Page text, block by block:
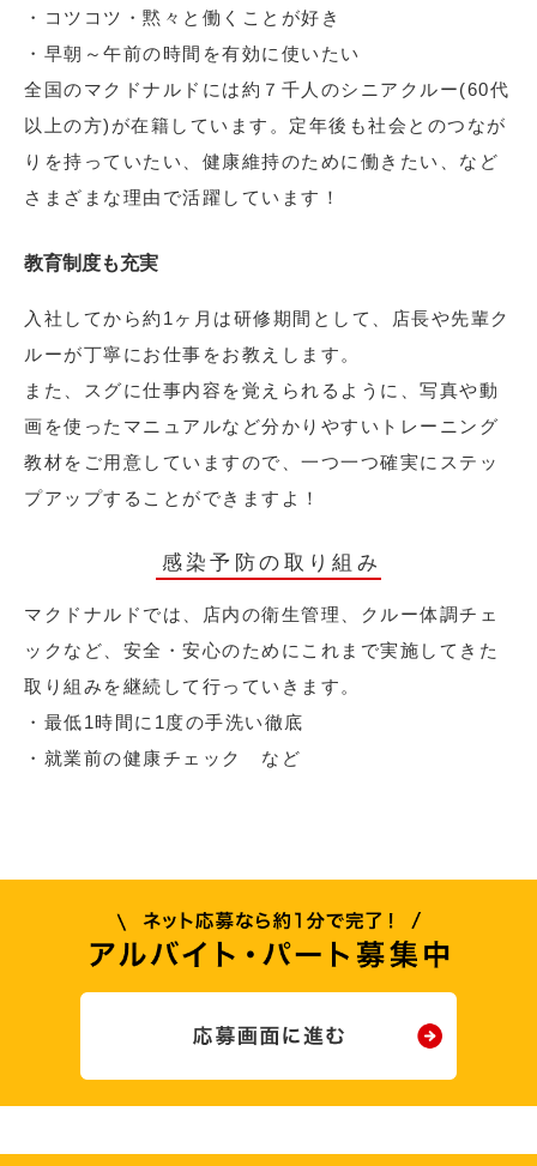
・コツコツ・黙々と働くことが好き
・早朝～午前の時間を有効に使いたい
全国のマクドナルドには約７千人のシニアクルー(60代
以上の方)が在籍しています。定年後も社会とのつなが
りを持っていたい、健康維持のために働きたい、など
さまざまな理由で活躍しています！
教育制度も充実
入社してから約1ヶ月は研修期間として、店長や先輩ク
ルーが丁寧にお仕事をお教えします。
また、スグに仕事内容を覚えられるように、写真や動
画を使ったマニュアルなど分かりやすいトレーニング
教材をご用意していますので、一つ一つ確実にステッ
プアップすることができますよ！
感染予防の取り組み
マクドナルドでは、店内の衛生管理、クルー体調チェ
ックなど、安全・安心のためにこれまで実施してきた
取り組みを継続して行っていきます。
・最低1時間に1度の手洗い徹底
・就業前の健康チェック など